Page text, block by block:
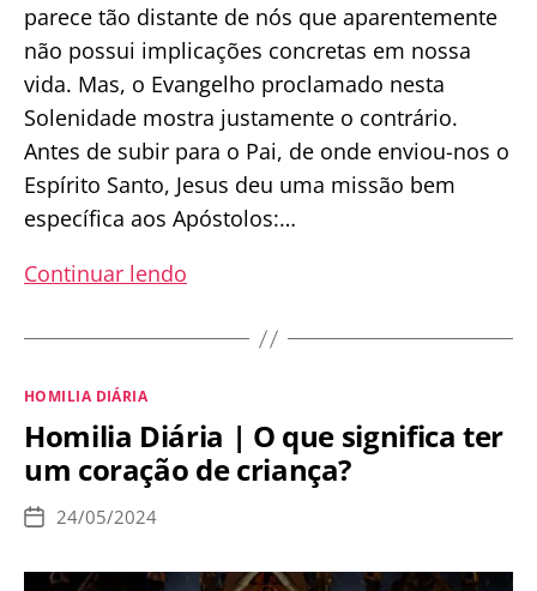
parece tão distante de nós que aparentemente
não possui implicações concretas em nossa
vida. Mas, o Evangelho proclamado nesta
Solenidade mostra justamente o contrário.
Antes de subir para o Pai, de onde enviou-nos o
Espírito Santo, Jesus deu uma missão bem
específica aos Apóstolos:…
Continuar lendo
|
o
que
na
Categorias
HOMILIA DIÁRIA
Homilia Diária | O que significa ter
um coração de criança?
Data
publicação
24/05/2024